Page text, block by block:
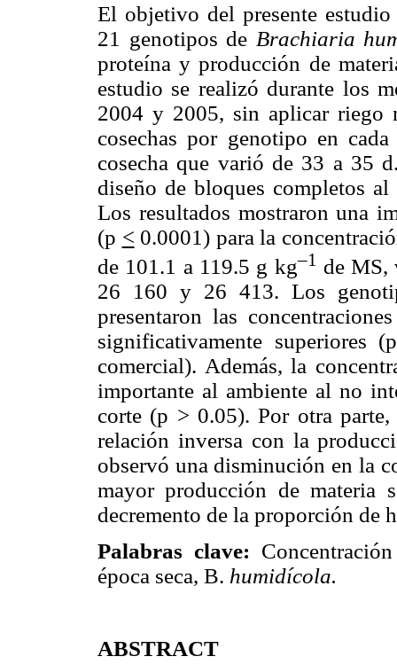
El objetivo del presente
21 genotipos de Brachiaria
proteína y producción de
estudio se realizó durante los
2004 y 2005, sin aplicar riego
cosechas por genotipo en
cosecha que varió de 33 a 35
diseño de bloques completos
Los resultados mostraron una
(p < 0.0001) para la
de 101.1 a 119.5 g kg–1 de MS,
26 160 y 26 413. Los
presentaron las
significativamente
comercial). Además, la
importante al ambiente al no
corte (p > 0.05). Por otra
relación inversa con la
observó una disminución en la
mayor producción de materia
decremento de la proporción de
Palabras clave:
época seca, B. humidícola.
ABSTRACT